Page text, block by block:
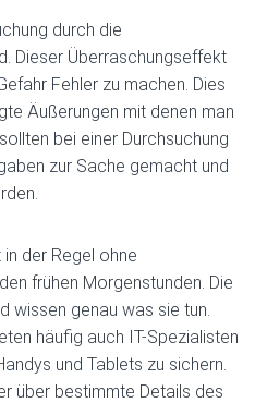
durch die
Dieser Überraschungseffekt
Fehler zu machen. Dies
Äußerungen mit denen man
bei einer Durchsuchung
zur Sache gemacht und
der Regel ohne
frühen Morgenstunden. Die
wissen genau was sie tun.
häufig auch IT-Spezialisten
und Tablets zu sichern.
über bestimmte Details des